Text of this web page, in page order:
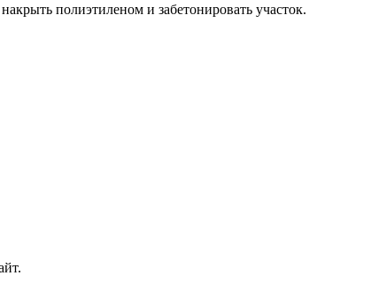
полиэтиленом и забетонировать участок.